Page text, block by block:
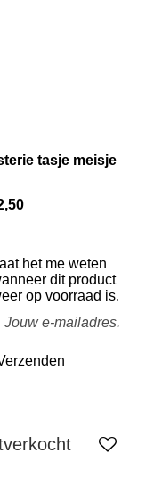
tasje meisje
het me weten
dit product
op voorraad is.